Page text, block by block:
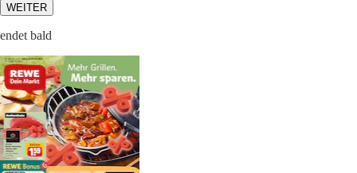
WEITER
endet bald